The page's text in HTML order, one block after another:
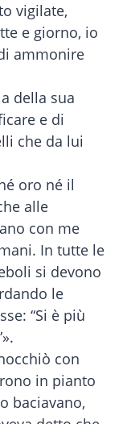
vigilate,
e giorno, io
ammonire
della sua
e di
che da lui
oro né il
alle
con me
In tutte le
si devono
le
“Si è più
con
in pianto
baciavano,